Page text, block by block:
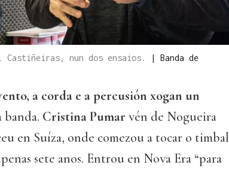
Castiñeiras, nun dos ensaios. | Banda de
a corda e a percusión xogan un
banda. Cristina Pumar vén de Nogueira
en Suíza, onde comezou a tocar o timbal
sete anos. Entrou en Nova Era “para